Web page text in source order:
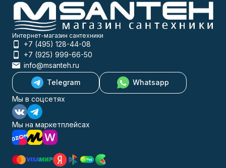
Интернет-магазин сантехники
+7 (495) 128-44-08
+7 (925) 999-66-50
info@msanteh.ru
Telegram
Whatsapp
Мы в соцсетях
Мы на маркетплейсах